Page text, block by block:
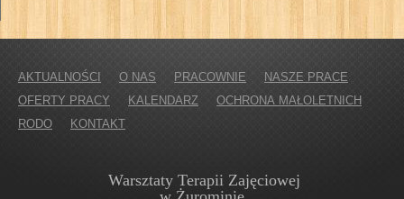
AKTUALNOŚCI O NAS PRACOWNIE
NASZE PRACE
OFERTY PRACY
KALENDARZ
OCHRONA MAŁOLETNICH
RODO
KONTAKT
Warsztaty Terapii Zajęciowej